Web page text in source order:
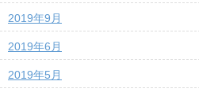
2019年9月
2019年6月
2019年5月